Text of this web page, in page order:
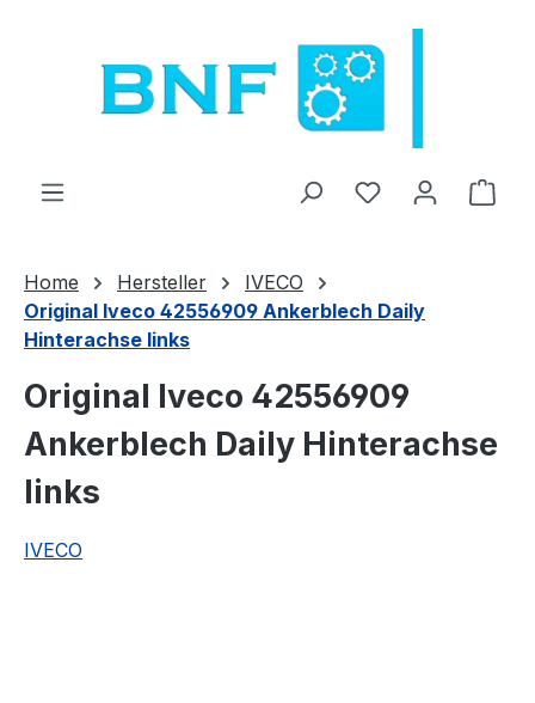
Imate 0 izdelke
Home Hersteller
IVECO
Original Iveco 42556909 Ankerblech Daily
Hinterachse links
Original Iveco 42556909
Ankerblech Daily Hinterachse
links
IVECO